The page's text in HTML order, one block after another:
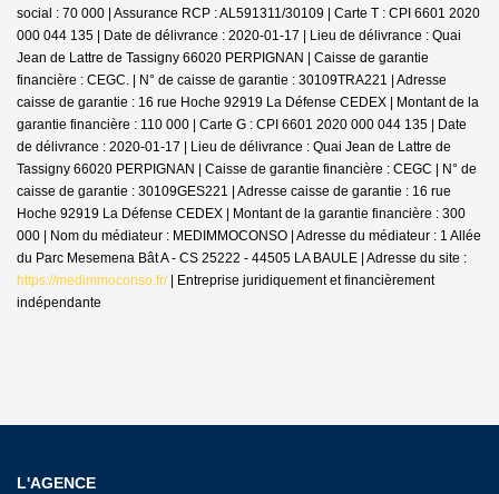
social : 70 000 | Assurance RCP : AL591311/30109 | Carte T : CPI 6601 2020
000 044 135 | Date de délivrance : 2020-01-17 | Lieu de délivrance : Quai
Jean de Lattre de Tassigny 66020 PERPIGNAN | Caisse de garantie
financière : CEGC. | N° de caisse de garantie : 30109TRA221 | Adresse
caisse de garantie : 16 rue Hoche 92919 La Défense CEDEX | Montant de la
garantie financière : 110 000 | Carte G : CPI 6601 2020 000 044 135 | Date
de délivrance : 2020-01-17 | Lieu de délivrance : Quai Jean de Lattre de
Tassigny 66020 PERPIGNAN | Caisse de garantie financière : CEGC | N° de
caisse de garantie : 30109GES221 | Adresse caisse de garantie : 16 rue
Hoche 92919 La Défense CEDEX | Montant de la garantie financière : 300
000 | Nom du médiateur : MEDIMMOCONSO | Adresse du médiateur : 1 Allée
du Parc Mesemena Bât A - CS 25222 - 44505 LA BAULE | Adresse du site :
https://medimmoconso.fr/| Entreprise juridiquement et financièrement
indépendante
L'AGENCE